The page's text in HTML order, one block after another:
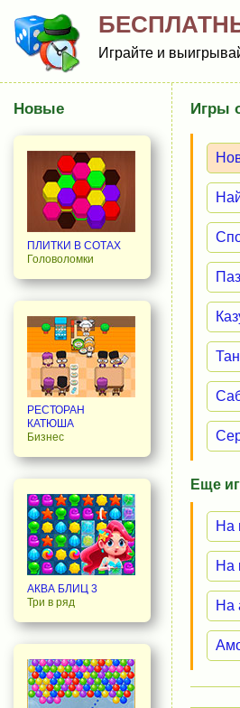
Играйте и
Игры
Еще
На
На
На
Новые
ПЛИТКИ В СОТАХ
Головоломки
РЕСТОРАН
КАТЮША
Бизнес
АКВА БЛИЦ 3
Три в ряд